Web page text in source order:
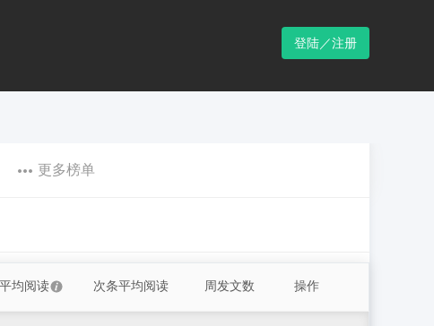
登陆／注册
更多榜单
均阅读 次条平均阅读 周发文数 操作